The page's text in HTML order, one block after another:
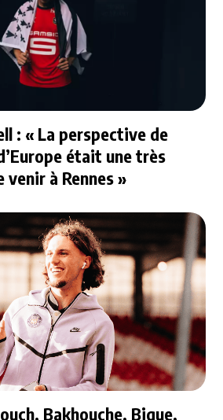
: « La perspective de
était une très
venir à Rennes »
Bakhouche, Bique,